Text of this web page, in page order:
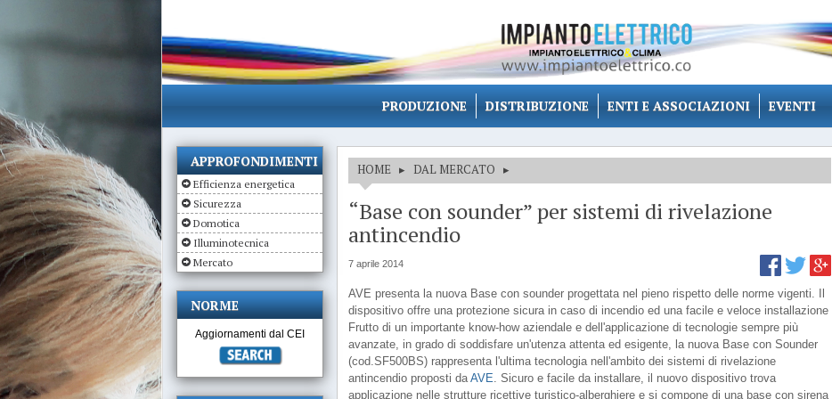
PRODUZIONE DISTRIBUZIONE ENTI E ASSOCIAZIONI EVENTI
HOME ▸ DAL MERCATO ▸
“Base con sounder” per sistemi di rivelazione
antincendio
7 aprile 2014
AVE presenta la nuova Base con sounder progettata nel pieno rispetto delle norme vigenti. Il
dispositivo offre una protezione sicura in caso di incendio ed una facile e veloce installazione
Frutto di un importante know-how aziendale e dell'applicazione di tecnologie sempre più
avanzate, in grado di soddisfare un'utenza attenta ed esigente, la nuova Base con Sounder
(cod.SF500BS) rappresenta l'ultima tecnologia nell'ambito dei sistemi di rivelazione
antincendio proposti daAVE. Sicuro e facile da installare, il nuovo dispositivo trova
applicazione nelle strutture ricettive turistico-alberghiere e si compone di una base con sirena
APPROFONDIMENTI
Efficienza energetica
Sicurezza
Domotica
Illuminotecnica
Mercato
NORME
Aggiornamenti dal CEI